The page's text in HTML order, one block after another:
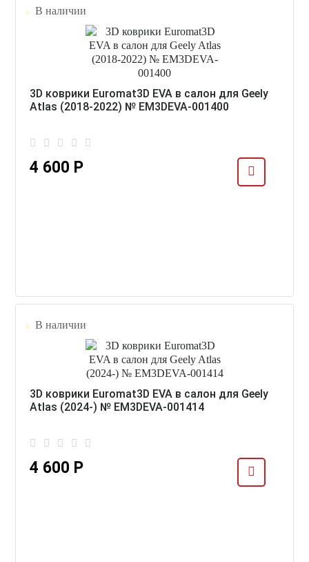
В наличии
3D коврики Euromat3D EVA в салон для Geely
Atlas (2018-2022) № EM3DEVA-001400
4 600 Р
В наличии
3D коврики Euromat3D EVA в салон для Geely
Atlas (2024-) № EM3DEVA-001414
4 600 Р